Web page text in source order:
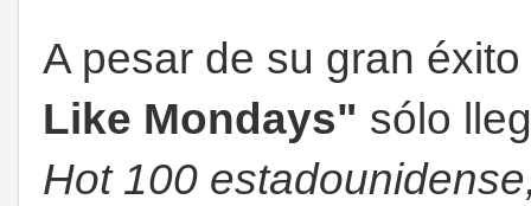
A pesar de su gran
Like Mondays" sólo
Hot 100